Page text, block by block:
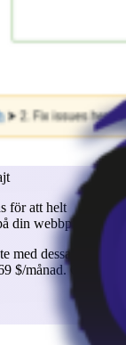
för att helt
din webbplats.
med dessa plugins.
$/månad. Och du